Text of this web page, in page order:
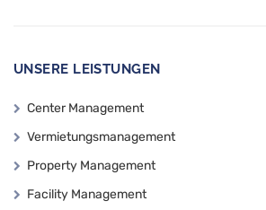
UNSERE LEISTUNGEN
Center Management
Vermietungsmanagement
Property Management
Facility Management